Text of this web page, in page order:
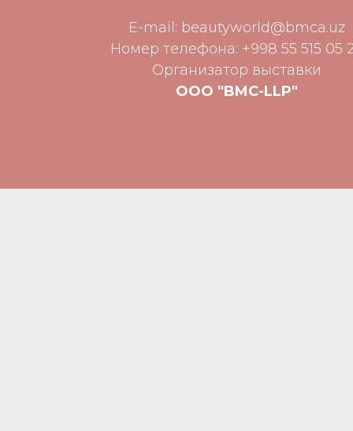
E-mail: beautyworld@bmca.uz
Номер телефона: +998 55 515 05
Организатор выставки
ООО "BMC-LLP"